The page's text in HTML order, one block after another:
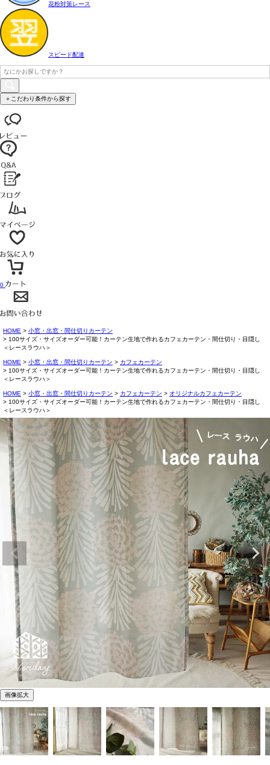
花粉対策レース
スピード配達
＋こだわり条件から探す
0
HOME
小窓・出窓・間仕切りカーテン
100サイズ・サイズオーダー可能！カーテン生地で作れるカフェカーテン・間仕切り・目隠し
＜レースラウハ＞
HOME 小窓・出窓・間仕切りカーテン
カフェカーテン
100サイズ・サイズオーダー可能！カーテン生地で作れるカフェカーテン・間仕切り・目隠し
＜レースラウハ＞
HOME 小窓・出窓・間仕切りカーテン カフェカーテン
オリジナルカフェカーテン
100サイズ・サイズオーダー可能！カーテン生地で作れるカフェカーテン・間仕切り・目隠し
＜レースラウハ＞
画像拡大